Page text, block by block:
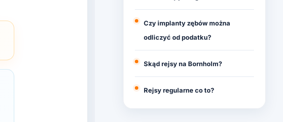
Czy implanty zębów można
odliczyć od podatku?
Skąd rejsy na Bornholm?
Rejsy regularne co to?